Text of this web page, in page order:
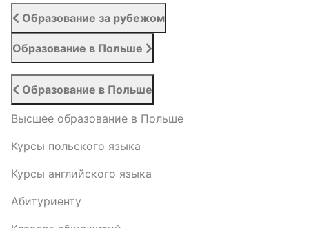
Образование за рубежом
Образование в Польше
Образование в Польше
Высшее образование в Польше
Курсы польского языка
Курсы английского языка
Абитуриенту